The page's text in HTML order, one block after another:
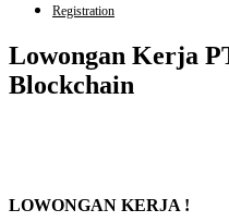
Registration
Lowongan Kerja
Blockchain
LOWONGAN KERJA !